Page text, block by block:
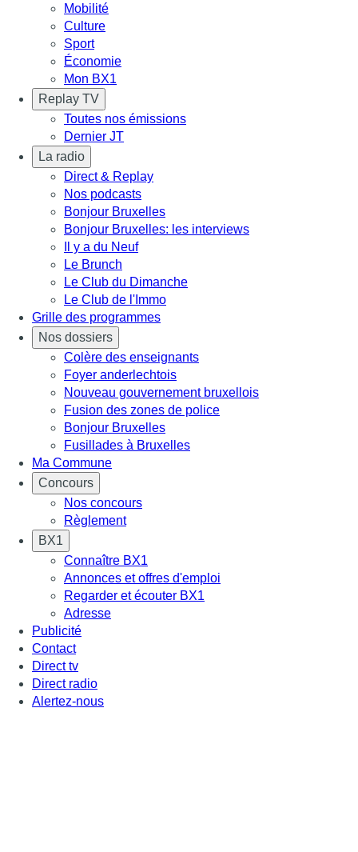
Mobilité
Culture
Sport
Économie
Mon BX1
Replay TV
Toutes nos émissions
Dernier JT
La radio
Direct & Replay
Nos podcasts
Bonjour Bruxelles
Bonjour Bruxelles: les interviews
Il y a du Neuf
Le Brunch
Le Club du Dimanche
Le Club de l'Immo
Grille des programmes
Nos dossiers
Colère des enseignants
Foyer anderlechtois
Nouveau gouvernement bruxellois
Fusion des zones de police
Bonjour Bruxelles
Fusillades à Bruxelles
Ma Commune
Concours
Nos concours
Règlement
BX1
Connaître BX1
Annonces et offres d'emploi
Regarder et écouter BX1
Adresse
Publicité
Contact
Direct tv
Direct radio
Alertez-nous